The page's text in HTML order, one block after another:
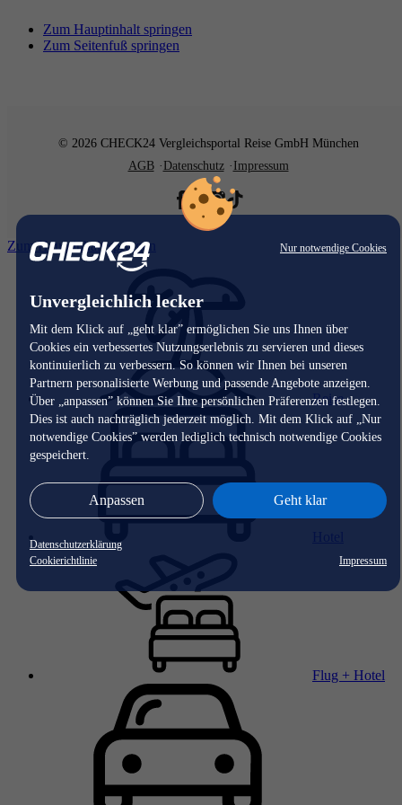
Nur notwendige Cookies
Unvergleichlich lecker
Mit dem Klick auf „geht klar” ermöglichen Sie uns Ihnen über
Cookies ein verbessertes Nutzungserlebnis zu servieren und dieses
kontinuierlich zu verbessern. So können wir Ihnen bei unseren
Partnern personalisierte Werbung und passende Angebote anzeigen.
Über „anpassen” können Sie Ihre persönlichen Präferenzen festlegen.
Dies ist auch nachträglich jederzeit möglich. Mit dem Klick auf „Nur
notwendige Cookies” werden lediglich technisch notwendige Cookies
gespeichert.
Anpassen Geht klar
Datenschutzerklärung
Cookierichtlinie
Impressum
Zum Hauptinhalt springen
Zum Seitenfuß springen
© 2026 CHECK24 Vergleichsportal Reise GmbH München
AGB
Datenschutz Impressum
Zum Hauptinhalt springen
Reise
Flug + Hotel